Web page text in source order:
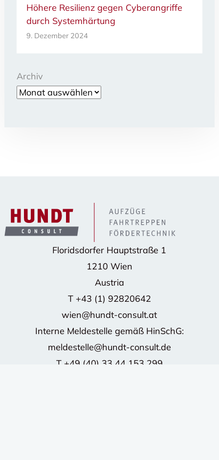
Höhere Resilienz gegen Cyberangriffe
durch Systemhärtung
9. Dezember 2024
Archiv
Floridsdorfer Hauptstraße 1
1210 Wien
Austria
T +43 (1) 92820642
wien@hundt-consult.at
Interne Meldestelle gemäß HinSchG:
meldestelle@hundt-consult.de
T +49 (40) 33 44 153 299